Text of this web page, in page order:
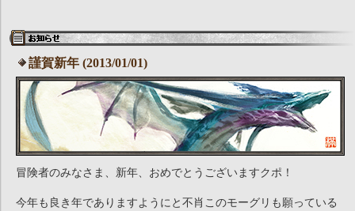
謹賀新年 (2013/01/01)
冒険者のみなさま、新年、おめでとうございますクポ！
今年も良き年でありますようにと不肖このモーグリも願っている